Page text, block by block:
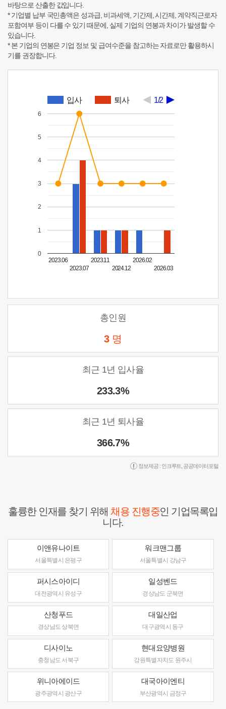
바탕으로 산출한 값입니다.
* 기업별 납부 국민총액은 성과급, 비과세액, 기간제, 시간제, 계약직근로자
포함여부 등이 다를 수 있기 때문에, 실제 기업의 연봉과 차이가 발생할 수
있습니다.
* 본 기업의 연봉은 기업 정보 및 급여수준을 참고하는 자료로만 활용하시
기를 권장합니다.
입사 퇴사 1/2
2023.06
2023.07
2023.11
2024.12
2026.02
2026.03
0
1
2
3
4
5
6
총인원
3 명
최근 1년 입사율
233.3%
최근 1년 퇴사율
366.7%
정보제공 : 인크루트 공공데이터포털
훌륭한 인재를 찾기 위해채용 진행중인 기업목록입
니다.
이앤유나이트
서울특별시 은평구
워크맨그룹
서울특별시 강남구
퍼시스아이디
대전광역시 유성구
일성벤드
경상남도 군북면
산청푸드
경상남도 상북면
대일산업
대구광역시 동구
디사이노
충청남도 서북구
현대요양병원
강원특별자치도 원주시
위니아에이드
광주광역시 광산구
대국아이엔티
부산광역시 금정구